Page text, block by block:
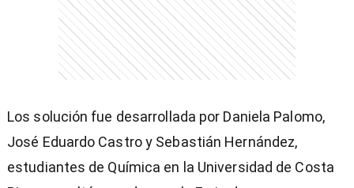
Los solución fue desarrollada por Daniela Palomo,
José Eduardo Castro y Sebastián Hernández,
estudiantes de Química en la Universidad de Costa